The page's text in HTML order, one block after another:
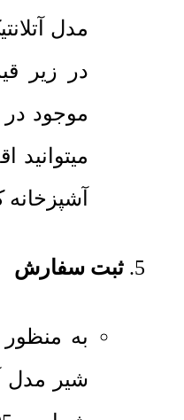
مدل
در زیر
موجود در
میتوانید
آشپزخانه
ثبت سفارش
به
شیر مدل